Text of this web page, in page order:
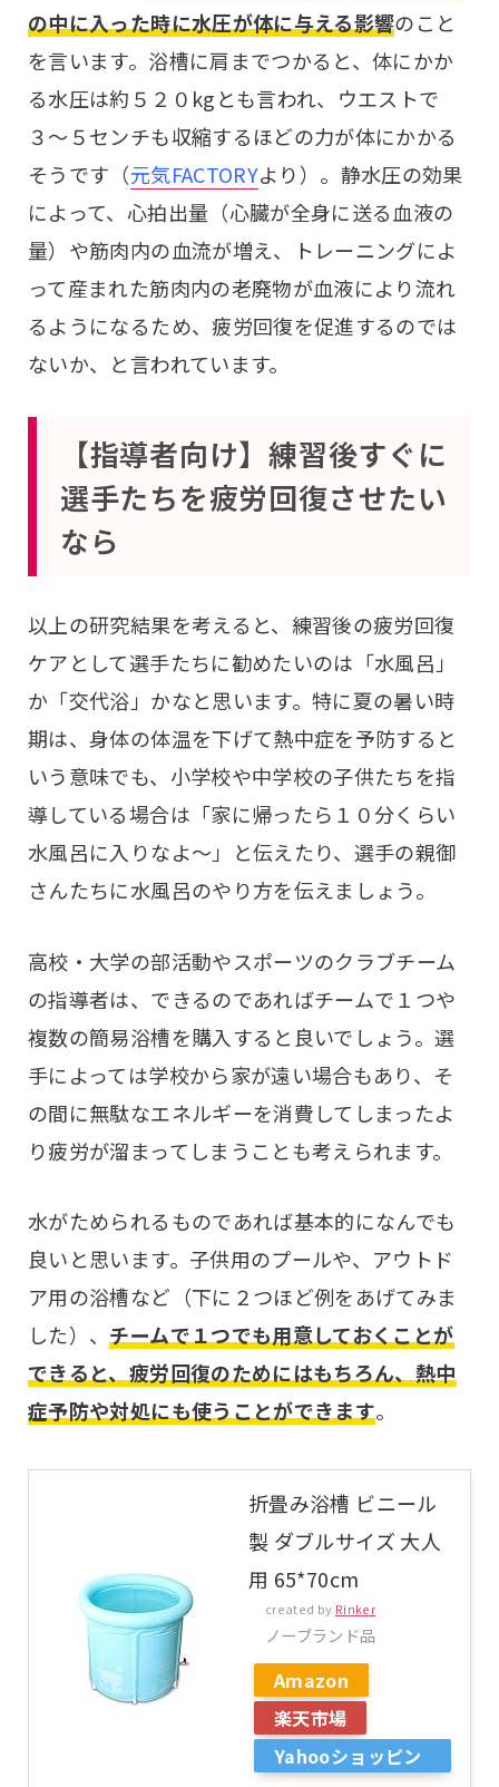
の中に入った時に水圧が体に与える影響のこと
を言います。浴槽に肩までつかると、体にかか
る水圧は約５２０kgとも言われ、ウエストで
３〜５センチも収縮するほどの力が体にかかる
そうです（元気FACTORYより）。静水圧の効果
によって、心拍出量（心臓が全身に送る血液の
量）や筋肉内の血流が増え、トレーニングによ
って産まれた筋肉内の老廃物が血液により流れ
るようになるため、疲労回復を促進するのでは
ないか、と言われています。
【指導者向け】練習後すぐに
選手たちを疲労回復させたい
なら
以上の研究結果を考えると、練習後の疲労回復
ケアとして選手たちに勧めたいのは「水風呂」
か「交代浴」かなと思います。特に夏の暑い時
期は、身体の体温を下げて熱中症を予防すると
いう意味でも、小学校や中学校の子供たちを指
導している場合は「家に帰ったら１０分くらい
水風呂に入りなよ〜」と伝えたり、選手の親御
さんたちに水風呂のやり方を伝えましょう。
高校・大学の部活動やスポーツのクラブチーム
の指導者は、できるのであればチームで１つや
複数の簡易浴槽を購入すると良いでしょう。選
手によっては学校から家が遠い場合もあり、そ
の間に無駄なエネルギーを消費してしまったよ
り疲労が溜まってしまうことも考えられます。
水がためられるものであれば基本的になんでも
良いと思います。子供用のプールや、アウトド
ア用の浴槽など（下に２つほど例をあげてみま
した）、チームで１つでも用意しておくことが
できると、疲労回復のためにはもちろん、熱中
症予防や対処にも使うことができます。
折畳み浴槽 ビニール
製 ダブルサイズ 大人
用 65*70cm
created by Rinker
ノーブランド品
Amazon
楽天市場
Yahooショッピン